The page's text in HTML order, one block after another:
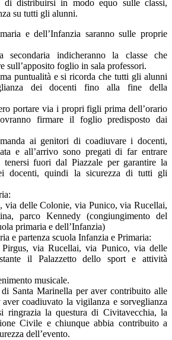
di distribuirsi in modo equo sulle classi,
su tutti gli alunni.
e dell’Infanzia saranno sulle proprie
secondaria indicheranno la classe che
sull’apposito foglio in sala professori.
puntualità e si ricorda che tutti gli alunni
dei docenti fino alla fine della
portare via i propri figli prima dell’orario
firmare il foglio predisposto dai
ai genitori di coadiuvare i docenti,
e all’arrivo sono pregati di far entrare
fuori dal Piazzale per garantire la
docenti, quindi la sicurezza di tutti gli
via delle Colonie, via Punico, via Rucellai,
parco Kennedy (congiungimento del
primaria e dell’Infanzia)
e partenza scuola Infanzia e Primaria:
via Rucellai, via Punico, via delle
il Palazzetto dello sport e attività
musicale.
Santa Marinella per aver contribuito alle
coadiuvato la vigilanza e sorveglianza
ringrazia la questura di Civitavecchia, la
Civile e chiunque abbia contribuito a
dell’evento.